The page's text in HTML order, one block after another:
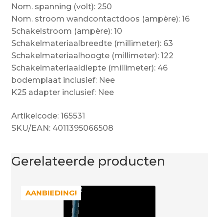
Nom. spanning (volt): 250
Nom. stroom wandcontactdoos (ampère): 16
Schakelstroom (ampère): 10
Schakelmateriaalbreedte (millimeter): 63
Schakelmateriaalhoogte (millimeter): 122
Schakelmateriaaldiepte (millimeter): 46
bodemplaat inclusief: Nee
K25 adapter inclusief: Nee
Artikelcode: 165531
SKU/EAN: 4011395066508
Gerelateerde producten
AANBIEDING!
AANBIEDING!